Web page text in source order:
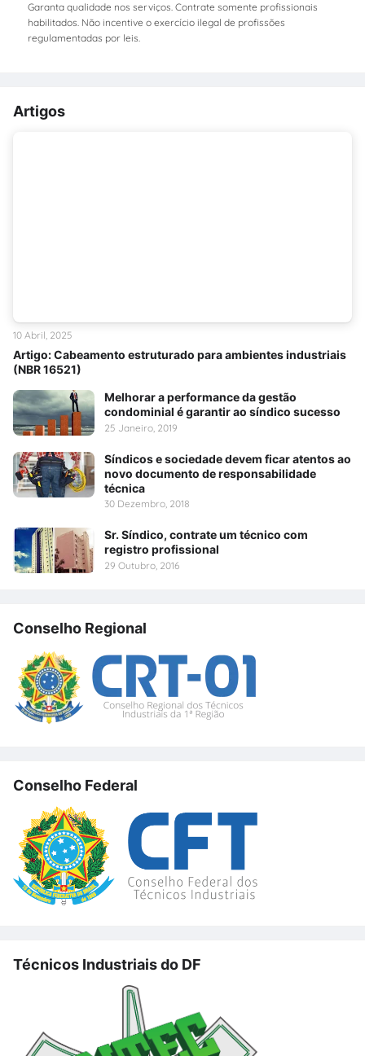
Garanta qualidade nos serviços. Contrate somente profissionais
habilitados. Não incentive o exercício ilegal de profissões
regulamentadas por leis.
Artigos
Artigo: Cabeamento estruturado para ambientes industriais
(NBR 16521)
10 Abril, 2025
Melhorar a performance da gestão
condominial é garantir ao síndico sucesso
25 Janeiro, 2019
Síndicos e sociedade devem ficar atentos ao
novo documento de responsabilidade
técnica
30 Dezembro, 2018
Sr. Síndico, contrate um técnico com
registro profissional
29 Outubro, 2016
Conselho Regional
Conselho Federal
Técnicos Industriais do DF